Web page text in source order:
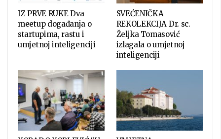
IZ PRVE RUKE Dva
meetup događanja o
startupima, rastu i
umjetnoj inteligenciji
SVEĆENIČKA
REKOLEKCIJA Dr. sc.
Željka Tomasović
izlagala o umjetnoj
inteligenciji